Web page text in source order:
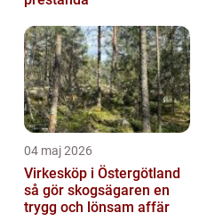
04 maj 2026
Virkesköp i Östergötland
så gör skogsägaren en
trygg och lönsam affär